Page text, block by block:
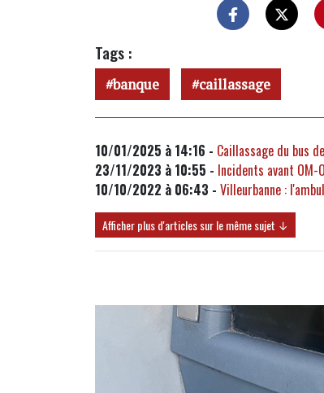
Tags :
banque caillassage
10/01/2025 à 14:16 - Caillassage du bus
23/11/2023 à 10:55 - Incidents avant
10/10/2022 à 06:43 - Villeurbanne :
Afficher plus d'articles sur le même sujet ↓